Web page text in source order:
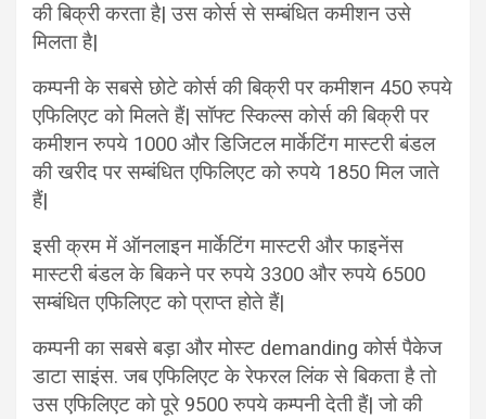
की बिक्री करता है| उस कोर्स से सम्बंधित कमीशन उसे
मिलता है|
कम्पनी के सबसे छोटे कोर्स की बिक्री पर कमीशन 450 रुपये
एफिलिएट को मिलते हैं| सॉफ्ट स्किल्स कोर्स की बिक्री पर
कमीशन रुपये 1000 और डिजिटल मार्केटिंग मास्टरी बंडल
की खरीद पर सम्बंधित एफिलिएट को रुपये 1850 मिल जाते
हैं|
इसी क्रम में ऑनलाइन मार्केटिंग मास्टरी और फाइनेंस
मास्टरी बंडल के बिकने पर रुपये 3300 और रुपये 6500
सम्बंधित एफिलिएट को प्राप्त होते हैं|
कम्पनी का सबसे बड़ा और मोस्ट demanding कोर्स पैकेज
डाटा साइंस. जब एफिलिएट के रेफरल लिंक से बिकता है तो
उस एफिलिएट को पूरे 9500 रुपये कम्पनी देती हैं| जो की